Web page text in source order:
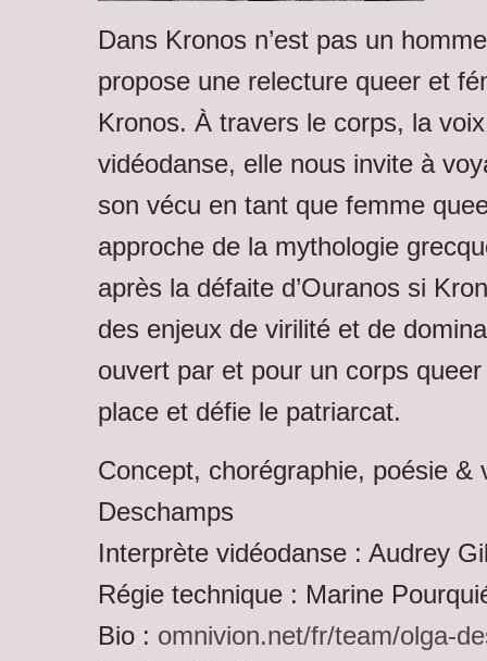
Dans Kronos n’est pas un
propose une relecture queer et
Kronos. À travers le corps, la
vidéodanse, elle nous invite à
son vécu en tant que femme
approche de la mythologie
après la défaite d’Ouranos si
des enjeux de virilité et de
ouvert par et pour un corps
place et défie le patriarcat.
Concept, chorégraphie, poésie &
Deschamps
Interprète vidéodanse : Audrey
Régie technique : Marine
Bio : omnivion.net/fr/team/olga-